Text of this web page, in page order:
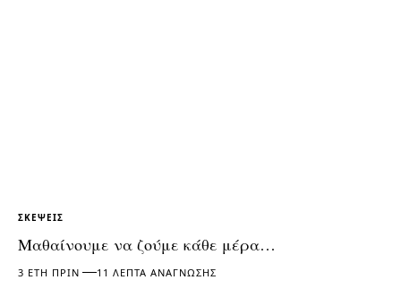
ΣΚΈΨΕΙΣ
Μαθαίνουμε να ζούμε κάθε μέρα…
3 ΈΤΗ ΠΡΙΝ 11 ΛΕΠΤΆ ΑΝΆΓΝΩΣΗΣ